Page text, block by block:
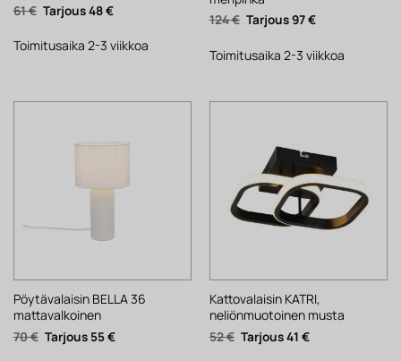
61€ Alkuperäinen
hinta
61 €.
48€Nykyinen
48 €.
Toimitusaika 2-3 viikkoa
124€ Alkuperäinen
hinta
124 €.
97€Nykyinen
97 €.
Toimitusaika 2-3 viikkoa
Pöytävalaisin BELLA 36
mattavalkoinen
70€ Alkuperäinen
hinta
55€Nykyinen
Kattovalaisin KATRI,
neliönmuotoinen musta
52€ Alkuperäinen
hinta
41 €Nykyinen